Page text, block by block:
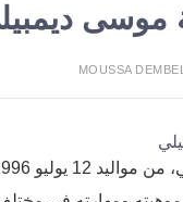
موسى
MOUSSA